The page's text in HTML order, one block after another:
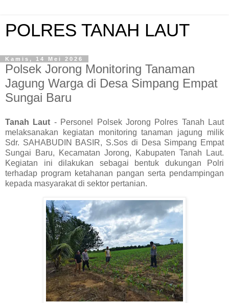
POLRES TANAH LAUT
Kamis, 14 Mei 2026
Polsek Jorong Monitoring Tanaman
Jagung Warga di Desa Simpang Empat
Sungai Baru
Tanah Laut - Personel Polsek Jorong Polres Tanah Laut
melaksanakan kegiatan monitoring tanaman jagung milik
Sdr. SAHABUDIN BASIR, S.Sos di Desa Simpang Empat
Sungai Baru, Kecamatan Jorong, Kabupaten Tanah Laut.
Kegiatan ini dilakukan sebagai bentuk dukungan Polri
terhadap program ketahanan pangan serta pendampingan
kepada masyarakat di sektor pertanian.